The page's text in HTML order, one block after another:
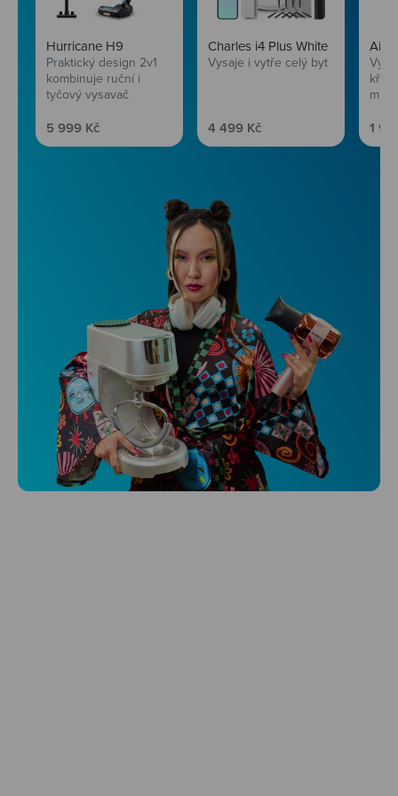
Hurricane H9
Praktický design 2v1
kombinuje ruční i
tyčový vysavač
Prodejní cena
5 999 Kč
Charles i4 Plus White
Vysaje i vytře celý byt
Prodejní cena
4 499 Kč 1
Niceboy ONE Ultra
Hlídá ti zdraví, spánek i pohyb a ještě k
tomu platí.